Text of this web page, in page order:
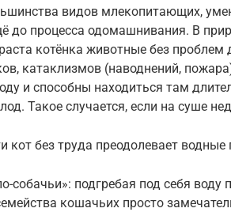
видов млекопитающих,
до процесса одомашнивания. В
котёнка животные без проблем
катаклизмов (наводнений,
и способны находиться там
Такое случается, если на суше
кот без труда преодолевает водные
собачьи»: подгребая под себя воду
кошачьих просто